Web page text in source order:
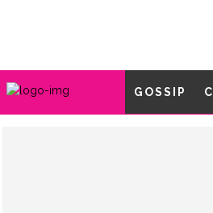
GOSSIP